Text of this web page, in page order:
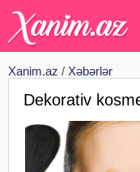
Xanim.az / Xəbərlər
Dekorativ